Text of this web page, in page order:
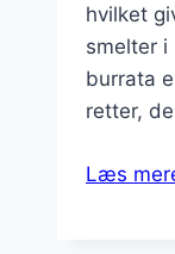
hvilket
smelter i
burrata
retter,
Læs